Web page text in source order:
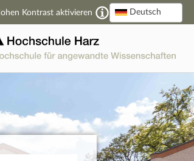
Kontrast aktivieren Deutsch